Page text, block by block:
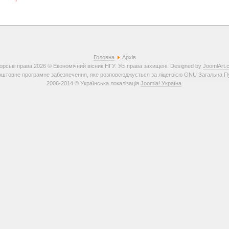
Головна
Архів
права 2026 © Економічний вісник НГУ. Усі права захищені. Designed by
програмне забезпечення, яке розповсюджується за ліцензією GNU Загальна
2006-2014 © Українська локалізація Joomla! Україна